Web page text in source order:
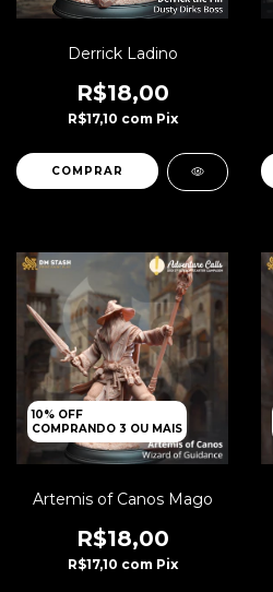
Derrick Ladino
R$18,00
R$17,10 com Pix
10% OFF
COMPRANDO 3 OU MAIS
Artemis of Canos Mago
R$18,00
R$17,10 com Pix